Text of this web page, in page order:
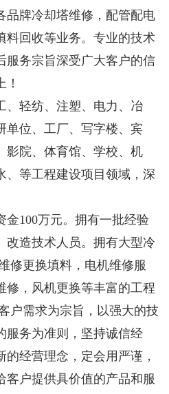
品牌冷却塔维修，配管配电
料回收等业务。专业的技术
服务宗旨深受广大客户的信
！
、轻纺、注塑、电力、冶
单位、工厂、写字楼、宾
影院、体育馆、学校、机
、等工程建设项目领域，深
金100万元。拥有一批经验
改造技术人员。拥有大型冷
修更换填料，电机维修服
修，风机更换等丰富的工程
户需求为宗旨，以强大的技
服务为准则，坚持诚信经
经营理念，定会用严谨，
客户提供具价值的产品和服